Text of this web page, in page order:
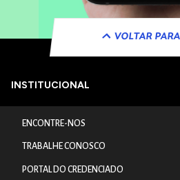
VOLTAR
INSTITUCIONAL
ENCONTRE-NOS
TRABALHE CONOSCO
PORTAL DO CREDENCIADO